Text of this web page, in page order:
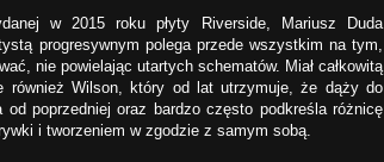
w 2015 roku płyty Riverside, Mariusz Duda
progresywnym polega przede wszystkim na tym,
nie powielając utartych schematów. Miał całkowitą
również Wilson, który od lat utrzymuje, że dąży do
od poprzedniej oraz bardzo często podkreśla różnicę
i tworzeniem w zgodzie z samym sobą.